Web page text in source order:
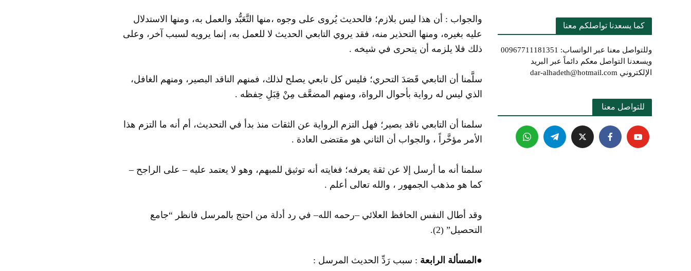
والجواب : أن هذا ليس بلازم؛ فالحديث يُروى على وجوه ،منها التَّعَبُّد والعمل به، ومنها الاستدلال
عليه بغيره، ومنها التحذير منه، فقد يروي التابعي الحديث لا للعمل به، إنما يرويه لسبب آخر، وعلى
ذلك فلا يلزمه أن يتحرى في شيخه .
سلَّمنا أن التابعي قَصَدَ التحري؛ فليس كل تابعي يصلح لذلك، فمنهم الناقد البصير، ومنهم الغافل،
الذي ليس له رواية بأحوال الرواة، ومنهم المضعَّف مِنْ قِبَلِ حِفظه .
سلمنا أن التابعي ناقد بصير؛ فهل التزم الرواية عن الثقات منذ بدأ في التحديث، أم أنه ما التزم هذا
الأمر مؤخَّراً ، والجواب أن الثاني هو مقتضى العادة .
سلمنا أنه ما أرسل إلا عن ثقة يعرفه؛ فغايته أنه توثيق للمبهم، وهو لا يعتمد عليه – على الراجح –
كما هو مذهب الجمهور ، والله تعالى أعلم .
وقد أطال النفس الحافظ العلائي –رحمه الله– في رد أدلة من احتج بالمرسل فانظر “جامع
التحصيل” (2)
.
● المسألة الرابعة : سبب رَدِّ الحديث المرسل :
كما يسعدنا تواصلكم معنا
وللتواصل معنا عبر الواتساب: 00967711181351
ويسعدنا التواصل معكم دائماً عبر البريد
الإلكتروني dar-alhadeth@hotmail.com
للتواصل معنا